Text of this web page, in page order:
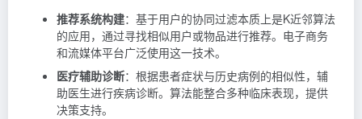
推荐系统构建：基于用户的协同过滤本质上是K近邻算法
的应用，通过寻找相似用户或物品进行推荐。电子商务
和流媒体平台广泛使用这一技术。
医疗辅助诊断：根据患者症状与历史病例的相似性，辅
助医生进行疾病诊断。算法能整合多种临床表现，提供
决策支持。